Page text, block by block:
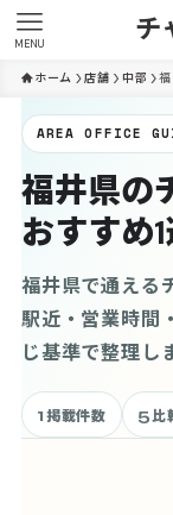
チ
MENU
ホーム 店舗 中部
AREA OFFICE
福井県の
おすすめ
福井県で通える
駅近・営業時間
じ基準で整理し
1掲載件数 5比